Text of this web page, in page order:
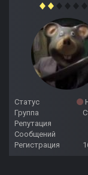
Статус
Группа
Репутация
Сообщений
Регистрация